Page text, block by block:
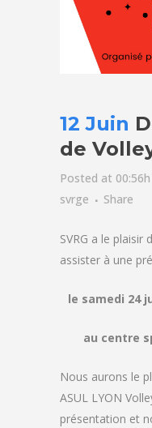
12 Juin
de
Posted at 00:56h
svrge
Share
SVRG a le plaisir
assister à une
le samedi 24
au centre
Nous aurons le
ASUL LYON
présentation et